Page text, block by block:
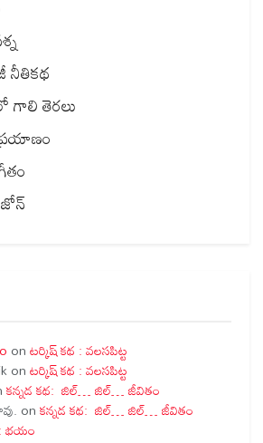
నీతికథ
గాలి తెరలు
onటర్కిష్ కథ : వలసపిట్ట
onటర్కిష్ కథ : వలసపిట్ట
కన్నడ కథ: జిల్… జిల్… జీవితం
onకన్నడ కథ: జిల్… జిల్… జీవితం
భయం